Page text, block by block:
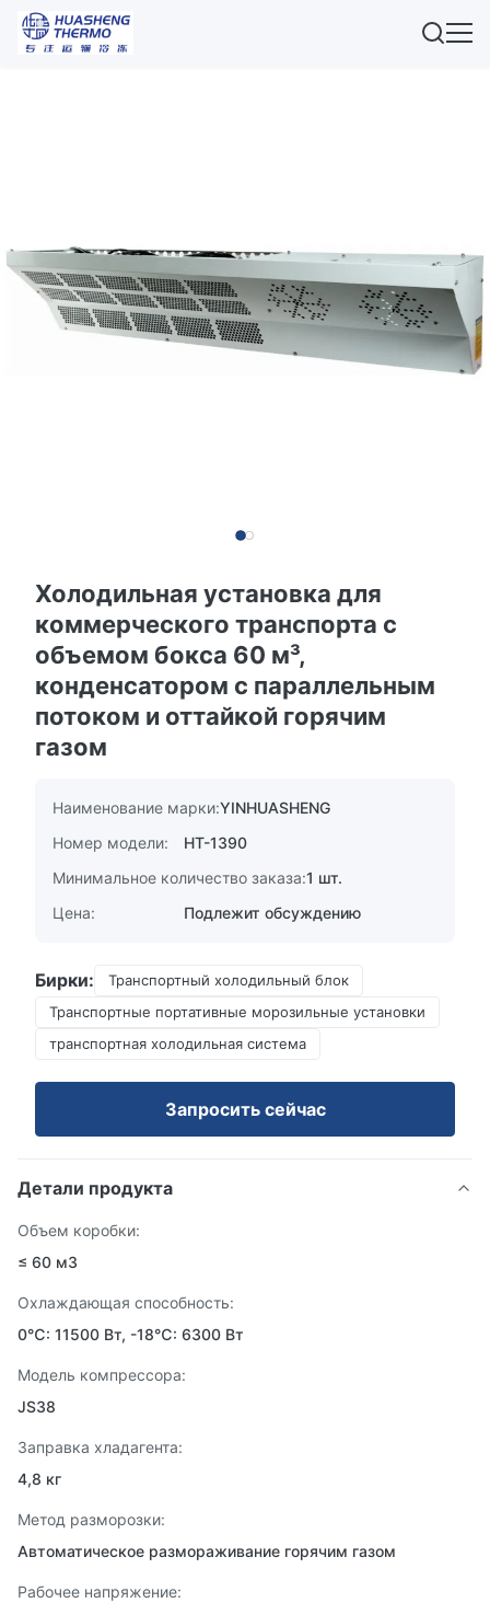
Холодильная установка для
коммерческого транспорта с
объемом бокса 60 м³,
конденсатором с параллельным
потоком и оттайкой горячим
газом
Наименование марки:YINHUASHENG
Номер модели:
HT-1390
Минимальное количество заказа:1 шт.
Цена:
Подлежит обсуждению
Бирки:
Транспортный холодильный блок
Транспортные портативные морозильные установки
транспортная холодильная система
Запросить сейчас
Детали продукта
Объем коробки:
≤ 60 м3
Охлаждающая способность:
0℃: 11500 Вт, -18℃: 6300 Вт
Модель компрессора:
JS38
Заправка хладагента:
4,8 кг
Метод разморозки:
Автоматическое размораживание горячим газом
Рабочее напряжение: